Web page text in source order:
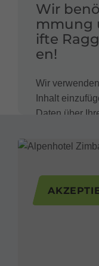
Wir
mmung
ifte
en!
Wir
Inhalt
Daten über
durch und